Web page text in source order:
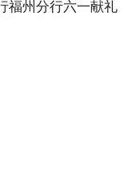
福州分行六一献礼